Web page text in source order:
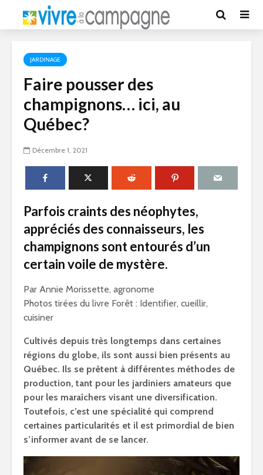
JARDINAGE
Faire pousser des
champignons… ici, au
Québec?
Décembre 1, 2021
Parfois craints des néophytes,
appréciés des connaisseurs, les
champignons sont entourés d’un
certain voile de mystère.
Par Annie Morissette, agronome
Photos tirées du livre Forêt : Identifier, cueillir,
cuisiner
Cultivés depuis très longtemps dans certaines
régions du globe, ils sont aussi bien présents au
Québec. Ils se prêtent à différentes méthodes de
production, tant pour les jardiniers amateurs que
pour les maraîchers visant une diversification.
Toutefois, c’est une spécialité qui comprend
certaines particularités et il est primordial de bien
s’informer avant de se lancer.